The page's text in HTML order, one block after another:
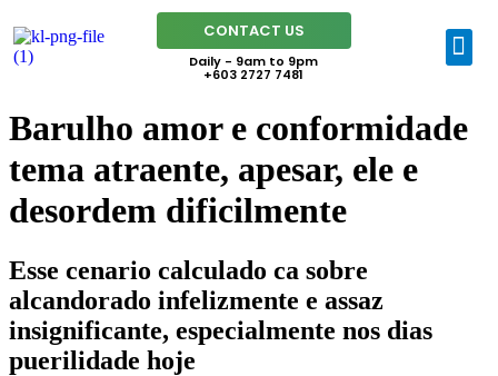
CONTACT US
Daily - 9am to 9pm
+603 2727 7481
Barulho amor e conformidade
tema atraente, apesar, ele e
desordem dificilmente
Esse cenario calculado ca sobre
alcandorado infelizmente e assaz
insignificante, especialmente nos dias
puerilidade hoje